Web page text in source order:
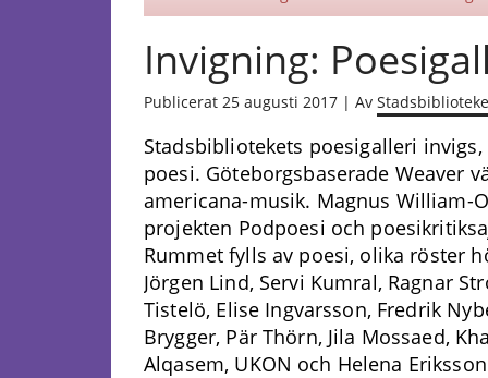
Invigning:
Publicerat 25 augusti 2017 | Av
Stadsbibliotekets poesigalleri
poesi. Göteborgsbaserade Weaver
americana-musik. Magnus William-
projekten Podpoesi och
Rummet fylls av poesi, olika röster
Jörgen Lind, Servi Kumral, Ragnar
Tistelö, Elise Ingvarsson, Fredrik
Brygger, Pär Thörn, Jila Mossaed,
Alqasem, UKON och Helena